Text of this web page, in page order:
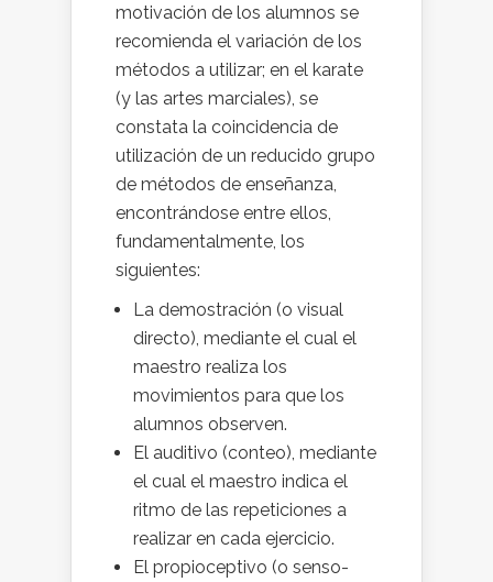
motivación de los alumnos se
recomienda el variación de los
métodos a utilizar; en el karate
(y las artes marciales), se
constata la coincidencia de
utilización de un reducido grupo
de métodos de enseñanza,
encontrándose entre ellos,
fundamentalmente, los
siguientes:
La demostración (o visual
directo), mediante el cual el
maestro realiza los
movimientos para que los
alumnos observen.
El auditivo (conteo), mediante
el cual el maestro indica el
ritmo de las repeticiones a
realizar en cada ejercicio.
El propioceptivo (o senso-